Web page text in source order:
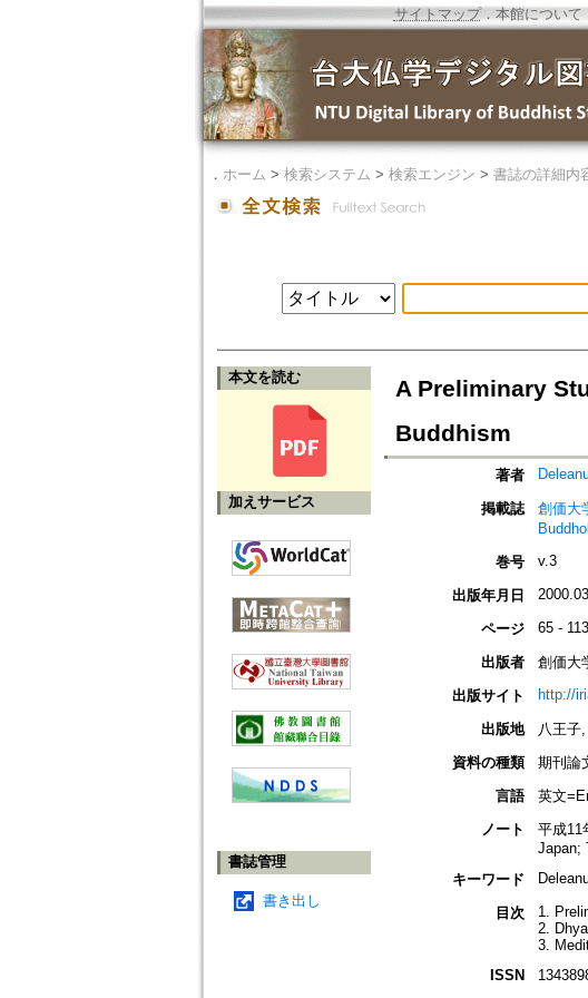
サイトマップ．本館について
． ホーム > 検索システム > 検索エンジン > 書誌の詳細内
本文を読む
加えサービス
書誌管理
書き出し
A Preliminary
Buddhism
著者
掲載誌
創価大
巻号
v.3
出版年月日 2000.03
ページ 65 - 113
出版者
創価大
出版サイト
http://
出版地
八王子
資料の種類
期刊論
言語
英文
ノート
平成11
Japan;
キーワード
目次
1.
2.
3.
ISSN